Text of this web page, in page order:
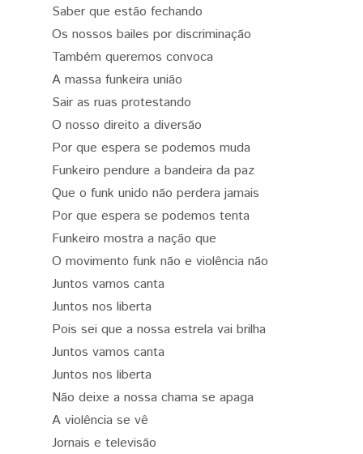
Saber que estão fechando
Os nossos bailes por discriminação
Também queremos convoca
A massa funkeira união
Sair as ruas protestando
O nosso direito a diversão
Por que espera se podemos muda
Funkeiro pendure a bandeira da paz
Que o funk unido não perdera jamais
Por que espera se podemos tenta
Funkeiro mostra a nação que
O movimento funk não e violência não
Juntos vamos canta
Juntos nos liberta
Pois sei que a nossa estrela vai brilha
Juntos vamos canta
Juntos nos liberta
Não deixe a nossa chama se apaga
A violência se vê
Jornais e televisão